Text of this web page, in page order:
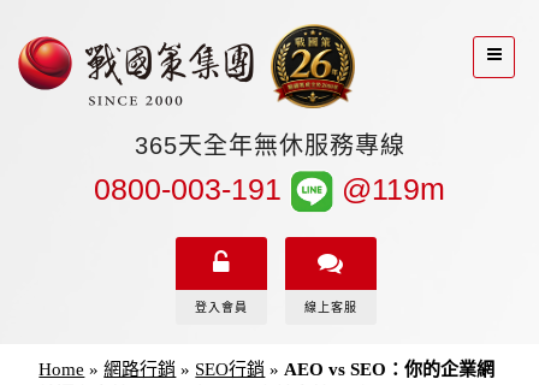
365天全年無休服務專線
0800-003-191 @119m
登入會員 線上客服
Home »網路行銷 » SEO行銷 »AEO vs SEO：你的企業網